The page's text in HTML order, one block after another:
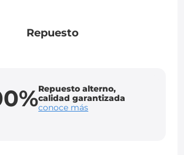
Repuesto
Repuesto alterno,
calidad garantizada
conoce más